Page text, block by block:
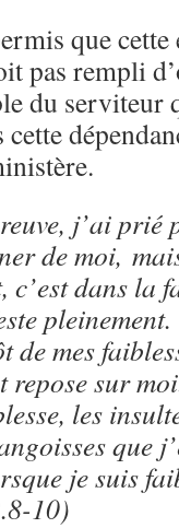
que cette
pas rempli
du serviteur
j’ai
de moi,
dans la
de mes
sur
les
que
je suis
10)